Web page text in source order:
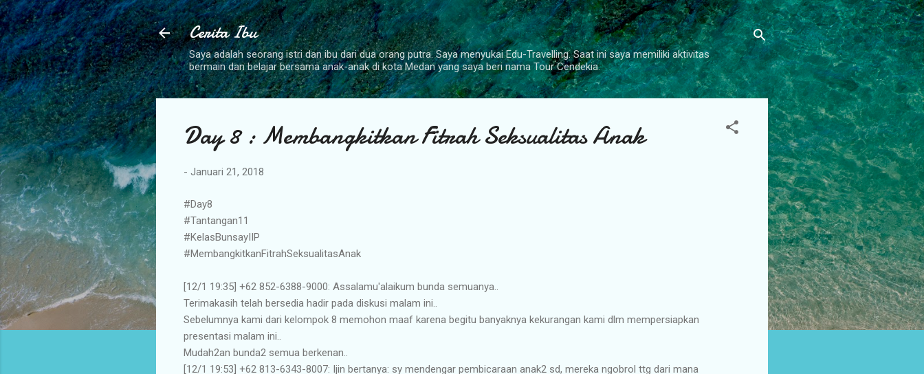
Langsung ke konten utama
Cerita Ibu
Saya adalah seorang istri dan ibu dari dua orang putra. Saya menyukai Edu-Travelling. Saat ini saya memiliki aktivitas
bermain dan belajar bersama anak-anak di kota Medan yang saya beri nama Tour Cendekia.
Day 8 : Membangkitkan Fitrah Seksualitas Anak
- Januari 21, 2018
#Day8
#Tantangan11
#KelasBunsayIIP
#MembangkitkanFitrahSeksualitasAnak
[12/1 19:35] ‪+62 852-6388-9000‬: Assalamu'alaikum bunda semuanya..
Terimakasih telah bersedia hadir pada diskusi malam ini..
Sebelumnya kami dari kelompok 8 memohon maaf karena begitu banyaknya kekurangan kami dlm mempersiapkan
presentasi malam ini..
Mudah2an bunda2 semua berkenan..
[12/1 19:53] ‪+62 813-6343-8007‬: Ijin bertanya: sy mendengar pembicaraan anak2 sd, mereka ngobrol ttg dari mana